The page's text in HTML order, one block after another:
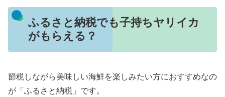
ふるさと納税でも子持ちヤリイカ
がもらえる？
節税しながら美味しい海鮮を楽しみたい方におすすめなの
が「ふるさと納税」です。